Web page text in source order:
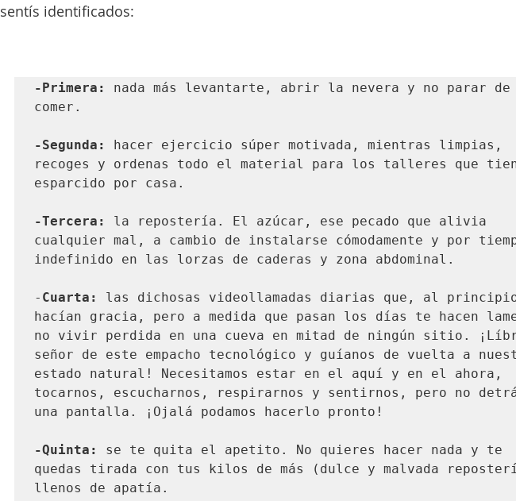
sentís identificados:
-Primera:
nada más levantarte, abrir la nevera y no parar de
comer.
-Segunda:
hacer ejercicio súper motivada, mientras limpias,
recoges y ordenas todo el material para los talleres que
esparcido por casa.
-Tercera:
la repostería. El azúcar, ese pecado que alivia
cualquier mal, a cambio de instalarse cómodamente y por
indefinido en las lorzas de caderas y zona abdominal.
- Cuarta:
las dichosas videollamadas diarias que, al
hacían gracia, pero a medida que pasan los días te hacen
no vivir perdida en una cueva en mitad de ningún sitio.
señor de este empacho tecnológico y guíanos de vuelta a
estado natural! Necesitamos estar en el aquí y en el ahora,
tocarnos, escucharnos, respirarnos y sentirnos, pero no
una pantalla. ¡Ojalá podamos hacerlo pronto!
-Quinta:
se te quita el apetito. No quieres hacer nada y te
quedas tirada con tus kilos de más (dulce y malvada
llenos de apatía.